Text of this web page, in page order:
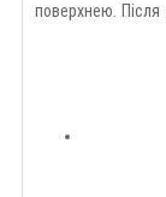
поверхнею.
краї. Допомагає